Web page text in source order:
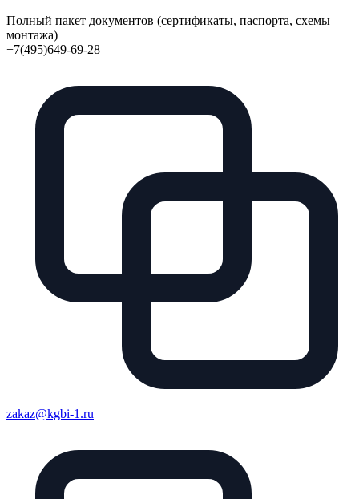
Полный пакет документов (сертификаты, паспорта, схемы
монтажа)
+7(495)649-69-28
zakaz@kgbi-1.ru